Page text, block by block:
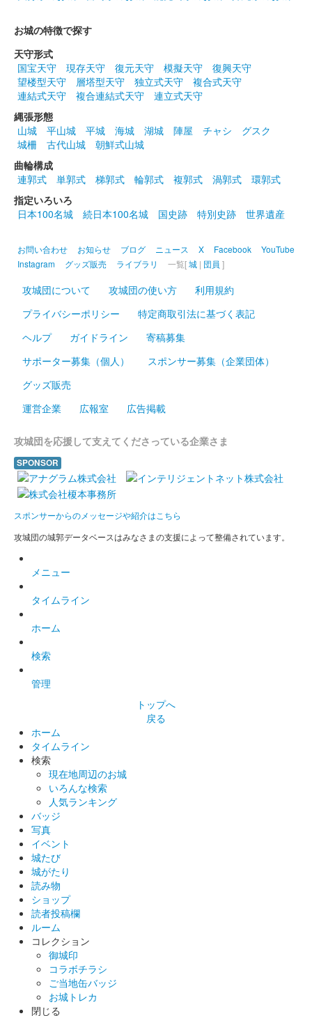
お城の特徴で探す
天守形式
国宝天守
現存天守 復元天守 模擬天守
復興天守
望楼型天守
層塔型天守 独立式天守
複合式天守
連結式天守
複合連結式天守
連立式天守
縄張形態
山城
平山城 平城 海城 湖城 陣屋 チャシ
グスク
城柵
古代山城
朝鮮式山城
曲輪構成
連郭式
単郭式 梯郭式 輪郭式 複郭式 渦郭式
環郭式
指定いろいろ
日本100名城
続日本100名城 国史跡 特別史跡 世界遺産
お問い合わせ お知らせ ブログ ニュース X Facebook
YouTube
Instagram
グッズ販売 ライブラリ 一覧[城 | 団員 ]
攻城団について 攻城団の使い方
利用規約
プライバシーポリシー
特定商取引法に基づく表記
ヘルプ
ガイドライン
寄稿募集
サポーター募集（個人）
スポンサー募集（企業団体）
グッズ販売
運営企業
広報室 広告掲載
攻城団を応援して支えてくださっている企業さま
SPONSOR
スポンサーからのメッセージや紹介はこちら
攻城団の城郭データベースはみなさまの支援によって整備されています。
メニュー
タイムライン
ホーム
検索
管理
トップへ
戻る
ホーム
タイムライン
検索
現在地周辺のお城
いろんな検索
人気ランキング
バッジ
写真
イベント
城たび
城がたり
読み物
ショップ
読者投稿欄
ルーム
コレクション
御城印
コラボチラシ
ご当地缶バッジ
お城トレカ
閉じる